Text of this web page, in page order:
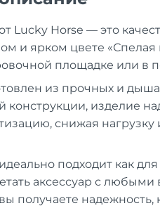
Lucky Horse — это
и ярком цвете «Спелая
площадке или в
из прочных и
конструкции, изделие
снижая
подходит как
аксессуар с
вы получаете